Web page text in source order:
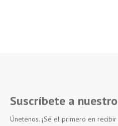
Suscríbete a
Únetenos. ¡Sé el primero en